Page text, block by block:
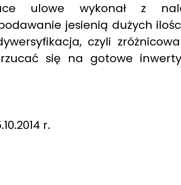
ulowe wykonał z
jesienią dużych
czyli
się na gotowe
r.